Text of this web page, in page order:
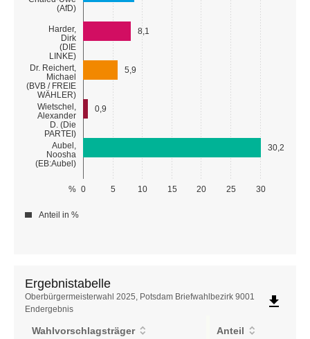
(AfD)
Harder,
Dirk
(DIE
LINKE)
Dr. Reichert,
Michael
(BVB / FREIE
WÄHLER)
Wietschel,
Alexander
D. (Die
PARTEI)
Aubel,
Noosha
(EB:Aubel)
0 5 10 15 20 25 30
%
8,1
5,9
0,9
30,2
Anteil in %
Ergebnistabelle
Ergebnistabelle
Oberbürgermeisterwahl 2025, Potsdam Briefwahlbezirk 9001
Endergebnis
file_download
Wahlvorschlagsträger Anteil